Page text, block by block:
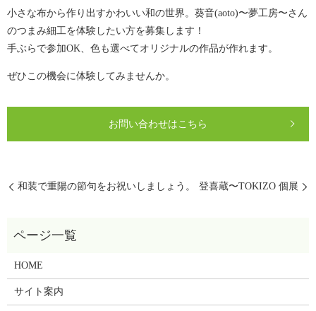
小さな布から作り出すかわいい和の世界。葵音(aoto)〜夢工房〜さん
のつまみ細工を体験したい方を募集します！
手ぶらで参加OK、色も選べてオリジナルの作品が作れます。
ぜひこの機会に体験してみませんか。
お問い合わせはこちら
和装で重陽の節句をお祝いしましょう。 登喜蔵〜TOKIZO 個展
HOME
サイト案内